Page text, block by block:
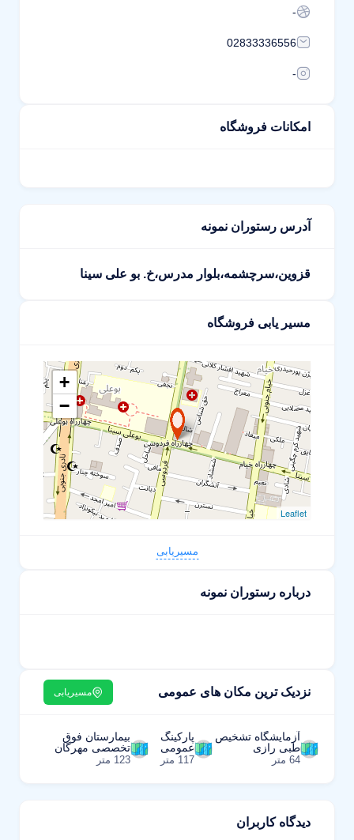
-
02833336556
-
امکانات فروشگاه
آدرس رستوران نمونه
قزوین،سرچشمه،بلوار مدرس،خ. بو علی سینا
مسیر یابی فروشگاه
+
−
Leaflet
مسیریابی
درباره رستوران نمونه
نزدیک ترین مکان های عمومی مسیریابی
آزمایشگاه تشخیص
طبی رازی
64 متر
پارکینگ
عمومی
117 متر
بیمارستان فوق
تخصصی مهرگان
123 متر
دیدگاه کاربران